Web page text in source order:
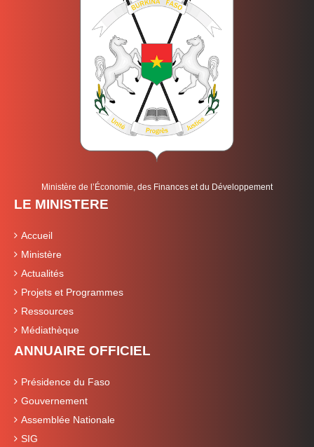
Ministère de l’Économie, des Finances et du Développement
LE MINISTERE
Accueil
Ministère
Actualités
Projets et Programmes
Ressources
Médiathèque
ANNUAIRE OFFICIEL
Présidence du Faso
Gouvernement
Assemblée Nationale
SIG